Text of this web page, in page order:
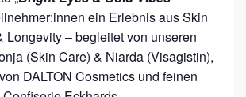
ein Erlebnis aus Skin
Longevity – begleitet von unseren
(Skin Care) & Niarda (Visagistin),
DALTON Cosmetics und feinen